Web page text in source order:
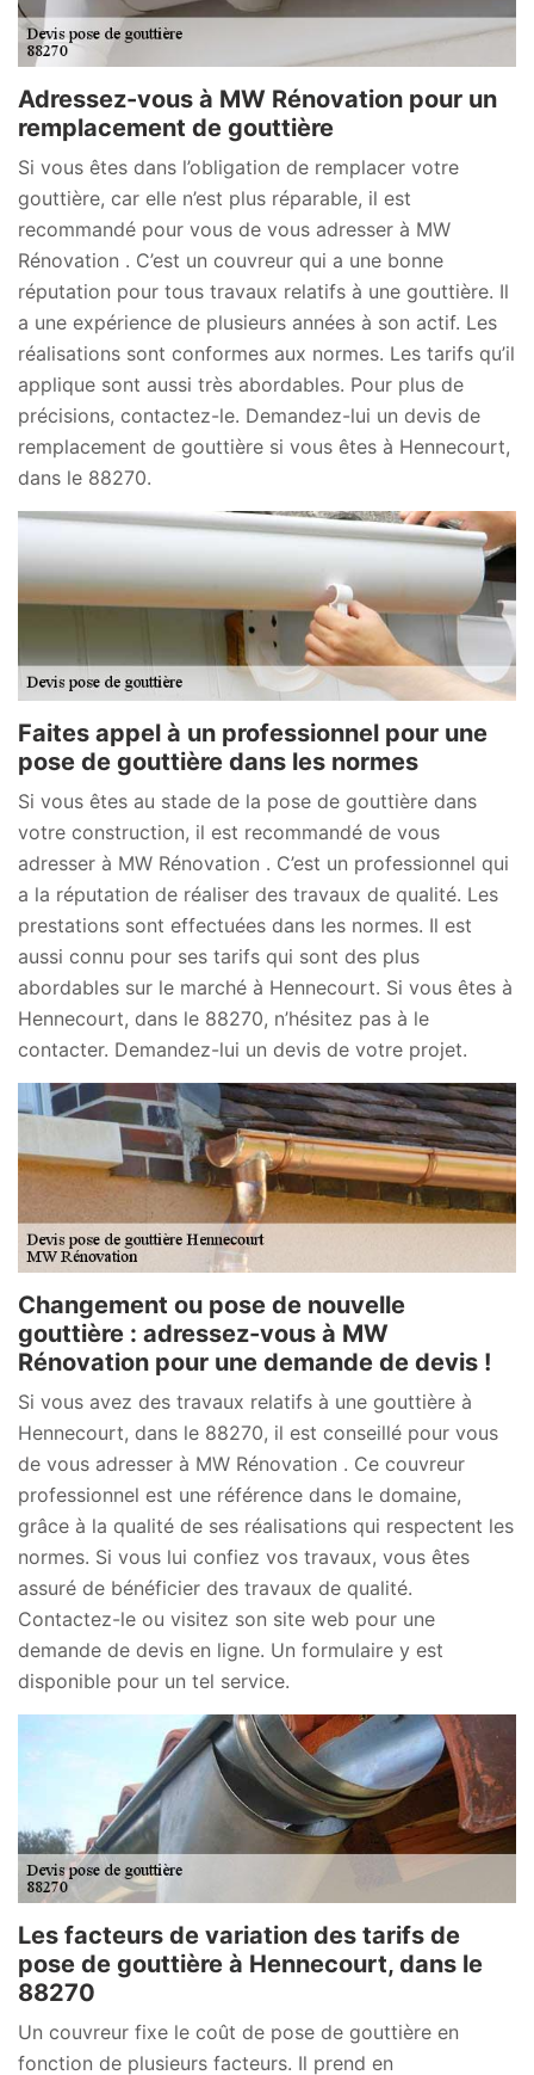
Adressez-vous à MW Rénovation pour un
remplacement de gouttière
Si vous êtes dans l’obligation de remplacer votre
gouttière, car elle n’est plus réparable, il est
recommandé pour vous de vous adresser à MW
Rénovation . C’est un couvreur qui a une bonne
réputation pour tous travaux relatifs à une gouttière. Il
a une expérience de plusieurs années à son actif. Les
réalisations sont conformes aux normes. Les tarifs qu’il
applique sont aussi très abordables. Pour plus de
précisions, contactez-le. Demandez-lui un devis de
remplacement de gouttière si vous êtes à Hennecourt,
dans le 88270.
Faites appel à un professionnel pour une
pose de gouttière dans les normes
Si vous êtes au stade de la pose de gouttière dans
votre construction, il est recommandé de vous
adresser à MW Rénovation . C’est un professionnel qui
a la réputation de réaliser des travaux de qualité. Les
prestations sont effectuées dans les normes. Il est
aussi connu pour ses tarifs qui sont des plus
abordables sur le marché à Hennecourt. Si vous êtes à
Hennecourt, dans le 88270, n’hésitez pas à le
contacter. Demandez-lui un devis de votre projet.
Changement ou pose de nouvelle
gouttière : adressez-vous à MW
Rénovation pour une demande de devis !
Si vous avez des travaux relatifs à une gouttière à
Hennecourt, dans le 88270, il est conseillé pour vous
de vous adresser à MW Rénovation . Ce couvreur
professionnel est une référence dans le domaine,
grâce à la qualité de ses réalisations qui respectent les
normes. Si vous lui confiez vos travaux, vous êtes
assuré de bénéficier des travaux de qualité.
Contactez-le ou visitez son site web pour une
demande de devis en ligne. Un formulaire y est
disponible pour un tel service.
Les facteurs de variation des tarifs de
pose de gouttière à Hennecourt, dans le
88270
Un couvreur fixe le coût de pose de gouttière en
fonction de plusieurs facteurs. Il prend en